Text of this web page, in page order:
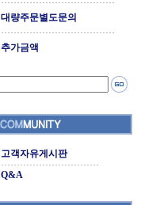
대량주문별도문의
추가금액
고객자유게시판
Q&A